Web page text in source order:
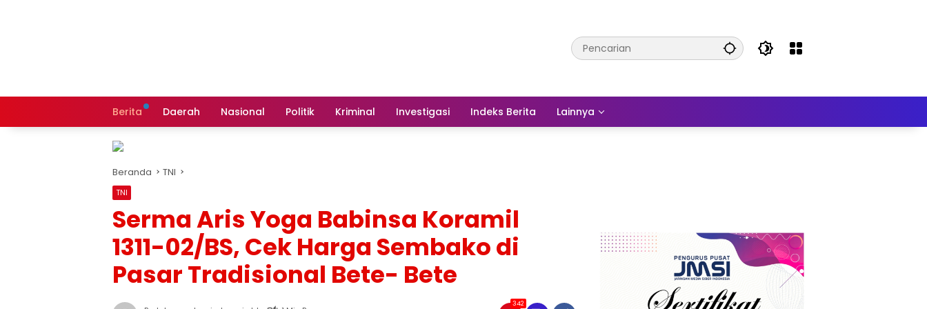
Berita Daerah Nasional Politik Kriminal Investigasi Indeks Berita Lainnya
Beranda TNI
TNI
Serma Aris Yoga Babinsa Koramil
1311-02/BS, Cek Harga Sembako di
Pasar Tradisional Bete- Bete
342